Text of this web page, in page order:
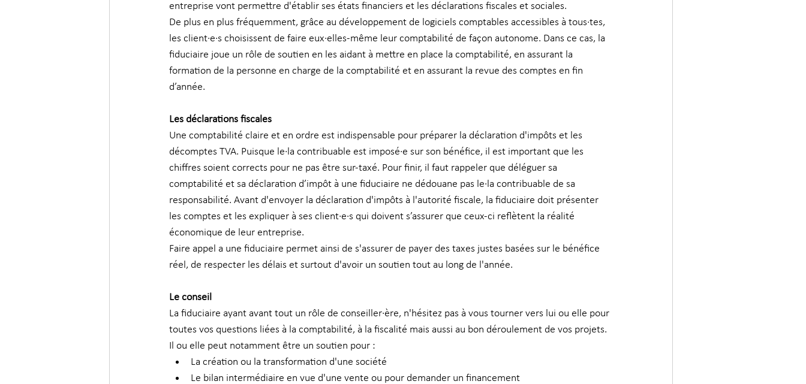
entreprise vont permettre d'établir ses états financiers et les déclarations fiscales et sociales.
De plus en plus fréquemment, grâce au développement de logiciels comptables accessibles à tous·tes,
les client·e·s choisissent de faire eux·elles-même leur comptabilité de façon autonome. Dans ce cas, la
fiduciaire joue un rôle de soutien en les aidant à mettre en place la comptabilité, en assurant la
formation de la personne en charge de la comptabilité et en assurant la revue des comptes en fin
d’année.
Les déclarations fiscales
Une comptabilité claire et en ordre est indispensable pour préparer la déclaration d'impôts et les
décomptes TVA. Puisque le·la contribuable est imposé·e sur son bénéfice, il est important que les
chiffres soient corrects pour ne pas être sur-taxé. Pour finir, il faut rappeler que déléguer sa
comptabilité et sa déclaration d’impôt à une fiduciaire ne dédouane pas le·la contribuable de sa
responsabilité. Avant d'envoyer la déclaration d'impôts à l'autorité fiscale, la fiduciaire doit présenter
les comptes et les expliquer à ses client·e·s qui doivent s’assurer que ceux-ci reflètent la réalité
économique de leur entreprise.
Faire appel a une fiduciaire permet ainsi de s'assurer de payer des taxes justes basées sur le bénéfice
réel, de respecter les délais et surtout d'avoir un soutien tout au long de l'année.
Le conseil
La fiduciaire ayant avant tout un rôle de conseiller·ère, n'hésitez pas à vous tourner vers lui ou elle pour
toutes vos questions liées à la comptabilité, à la fiscalité mais aussi au bon déroulement de vos projets.
Il ou elle peut notamment être un soutien pour :
La création ou la transformation d'une société
Le bilan intermédiaire en vue d'une vente ou pour demander un financement